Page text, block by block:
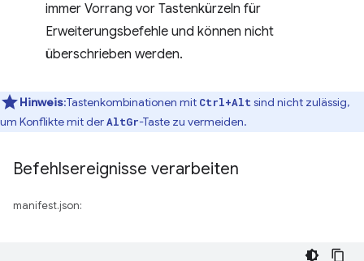
immer Vorrang vor Tastenkürzeln für
Erweiterungsbefehle und können nicht
überschrieben werden.
Hinweis:Tastenkombinationen mit Ctrl+Alt sind nicht zulässig,
um Konflikte mit derAltGr-Taste zu vermeiden.
Befehlsereignisse verarbeiten
manifest.json: